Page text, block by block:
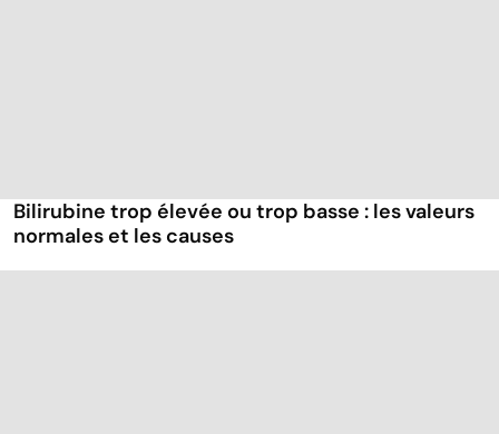
Bilirubine trop élevée ou trop basse : les valeurs
normales et les causes